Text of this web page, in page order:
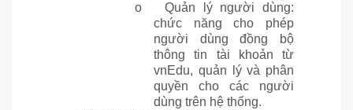
o
Quản lý người dùng:
chức năng cho phép
người dùng đồng bộ
thông tin tài khoản từ
vnEdu, quản lý và phân
quyền cho các người
dùng trên hệ thống.